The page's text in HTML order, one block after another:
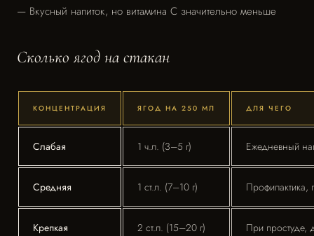
— Вкусный напиток, но витамина С значительно меньше
Сколько ягод на стакан
КОНЦЕНТРАЦИЯ ЯГОД НА 250 МЛ ДЛЯ ЧЕГО
Слабая 1 ч.л. (3–5 г) Ежедневный
Средняя 1 ст.л. (7–10 г) Профилактика,
Крепкая 2 ст.л. (15–20 г) При простуде,